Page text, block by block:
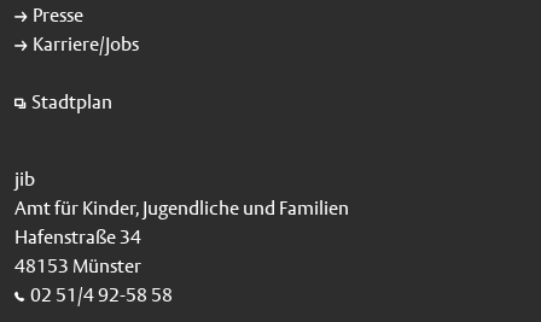
Presse
Karriere/Jobs
Stadtplan
jib
Amt für Kinder, Jugendliche und Familien
Hafenstraße 34
48153 Münster
02 51/4 92-58 58